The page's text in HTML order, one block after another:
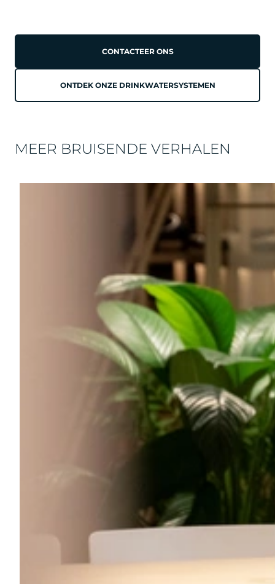
CONTACTEER ONS
ONTDEK ONZE DRINKWATERSYSTEMEN
MEER BRUISENDE VERHALEN